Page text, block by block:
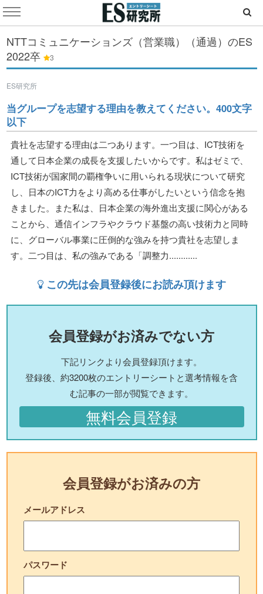
NTTコミュニケーションズ（営業職）（通過）のES
2022卒
3
ES研究所
当グループを志望する理由を教えてください。400文字
以下
貴社を志望する理由は二つあります。一つ目は、ICT技術を
通して日本企業の成長を支援したいからです。私はゼミで、
ICT技術が国家間の覇権争いに用いられる現状について研究
し、日本のICT力をより高める仕事がしたいという信念を抱
きました。また私は、日本企業の海外進出支援に関心がある
ことから、通信インフラやクラウド基盤の高い技術力と同時
に、グローバル事業に圧倒的な強みを持つ貴社を志望しま
す。二つ目は、私の強みである「調整力............
この先は会員登録後にお読み頂けます
会員登録がお済みでない方
下記リンクより会員登録頂けます。
登録後、約3200枚のエントリーシートと選考情報を含
む記事の一部が閲覧できます。
無料会員登録
会員登録がお済みの方
メールアドレス
パスワード